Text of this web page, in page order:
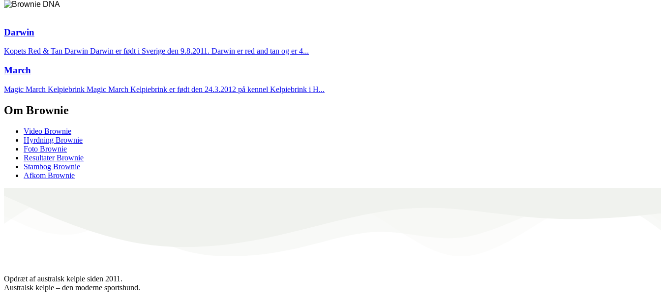
Darwin
Kopets Red & Tan Darwin Darwin er født i Sverige den 9.8.2011. Darwin er red and tan og er 4...
March
Magic March Kelpiebrink Magic March Kelpiebrink er født den 24.3.2012 på kennel Kelpiebrink i H...
Om Brownie
Video Brownie
Hyrdning Brownie
Foto Brownie
Resultater Brownie
Stambog Brownie
Afkom Brownie
Opdræt af australsk kelpie siden 2011.
Australsk kelpie – den moderne sportshund.